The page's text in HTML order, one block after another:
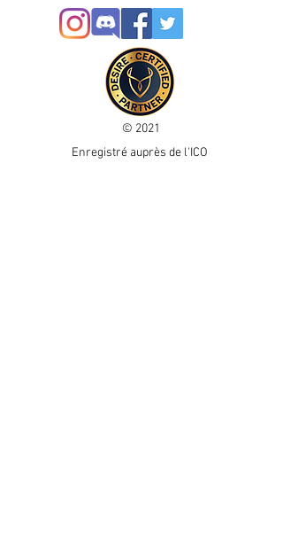
© 2021
Enregistré auprès de l'ICO